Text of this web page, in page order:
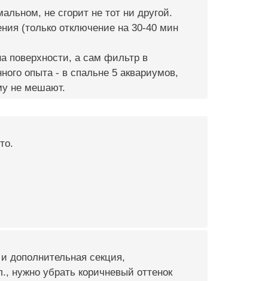
не сгорит не тот ни другой.
(только отключение на 30-40 мин
поверхности, а сам фильтр в
опыта - в спальне 5 аквариумов,
не мешают.
дополнительная секция,
нужно убрать коричневый оттенок